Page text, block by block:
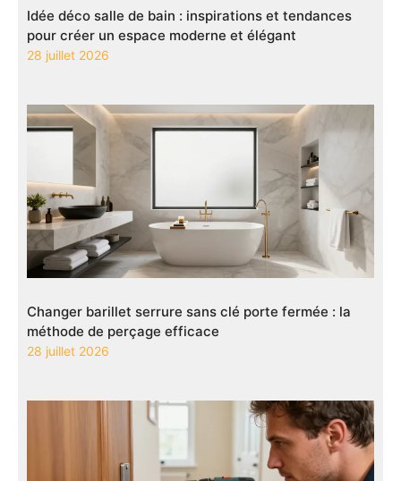
Idée déco salle de bain : inspirations et tendances
pour créer un espace moderne et élégant
28 juillet 2026
Changer barillet serrure sans clé porte fermée : la
méthode de perçage efficace
28 juillet 2026